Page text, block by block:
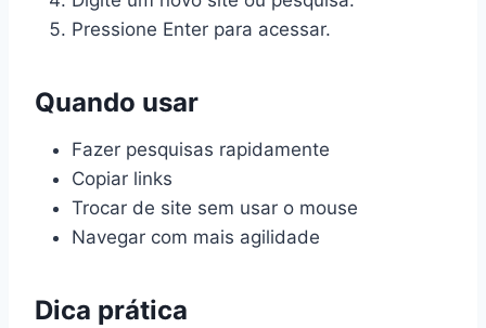
Pressione Enter para acessar.
Quando usar
Fazer pesquisas rapidamente
Copiar links
Trocar de site sem usar o mouse
Navegar com mais agilidade
Dica prática